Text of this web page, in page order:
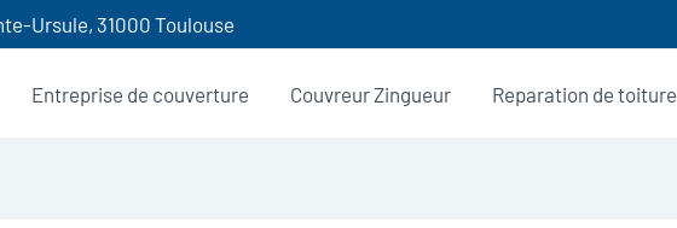
Ursule, 31000 Toulouse
Entreprise de couverture Couvreur Zingueur Reparation de toiture